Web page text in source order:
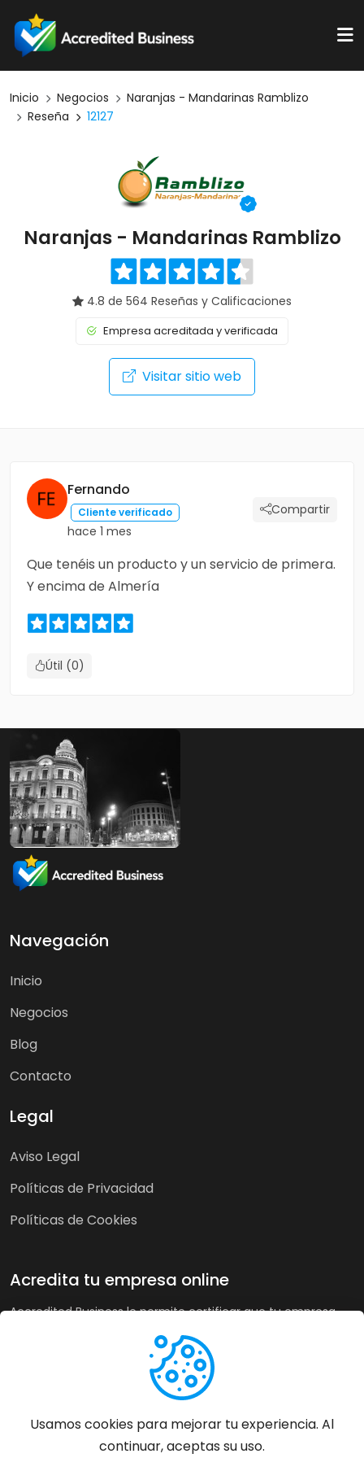
Inicio Negocios
Naranjas - Mandarinas Ramblizo
Reseña
12127
Naranjas - Mandarinas Ramblizo
4.8 de 564 Reseñas y Calificaciones
Empresa acreditada y verificada
Visitar sitio web
Fernando
Cliente verificado
hace 1 mes
Compartir
Que tenéis un producto y un servicio de primera.
Y encima de Almería
Útil (0)
Navegación
Inicio
Negocios
Blog
Contacto
Legal
Aviso Legal
Políticas de Privacidad
Políticas de Cookies
Acredita tu empresa online
Accredited Business le permite certificar que tu empresa
calidad. A su vez, en tiendas online puede recoger la opinión
de sus clientes de forma imparcial y acreditar su buen
servicio a los clientes de forma automática incrementando
Más información
Usamos cookies para mejorar tu experiencia. Al
continuar, aceptas su uso.